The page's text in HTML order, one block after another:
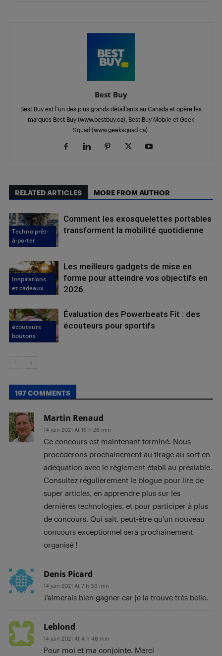
Best Buy
Best Buy est l’un des plus grands détaillants au Canada et opère les
marques Best Buy (www.bestbuy.ca), Best Buy Mobile et Geek
Squad (www.geeksquad.ca).
RELATED ARTICLES MORE FROM AUTHOR
Techno prêt-
à-porter
Comment les exosquelettes portables
transforment la mobilité quotidienne
Inspirations
et cadeaux
Les meilleurs gadgets de mise en
forme pour atteindre vos objectifs en
2026
écouteurs
boutons
Évaluation des Powerbeats Fit : des
écouteurs pour sportifs
197 COMMENTS
Martin Renaud
14 juin 2021 At 16 h 28 min
Ce concours est maintenant terminé. Nous
procéderons prochainement au tirage au sort en
adéquation avec le règlement établi au préalable.
Consultez régulièrement le blogue pour lire de
super articles, en apprendre plus sur les
dernières technologies, et pour participer à plus
de concours. Qui sait, peut-être qu’un nouveau
concours exceptionnel sera prochainement
organisé !
Denis Picard
14 juin 2021 At 7 h 33 min
J’aimerais bien gagner car je la trouve très belle.
Leblond
14 juin 2021 At 4 h 46 min
Pour moi et ma conjointe. Merci